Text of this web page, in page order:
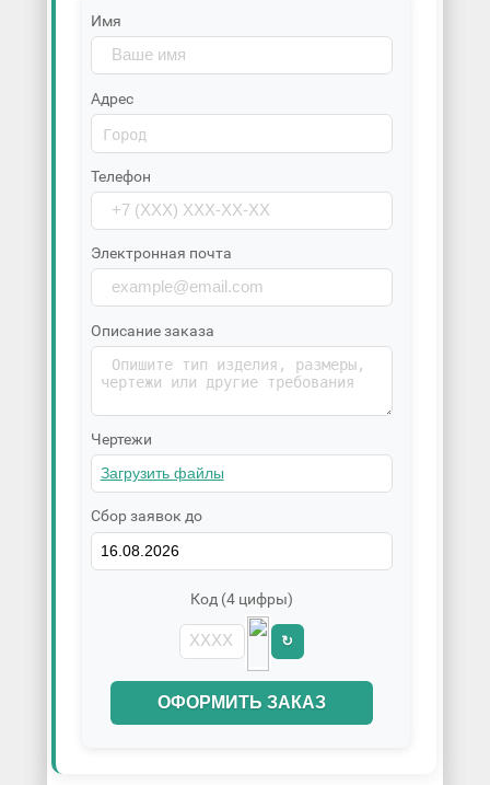
Имя
Адрес
Телефон
Электронная почта
Описание заказа
Чертежи
Сбор заявок до
Код (4 цифры)
↻
ОФОРМИТЬ ЗАКАЗ